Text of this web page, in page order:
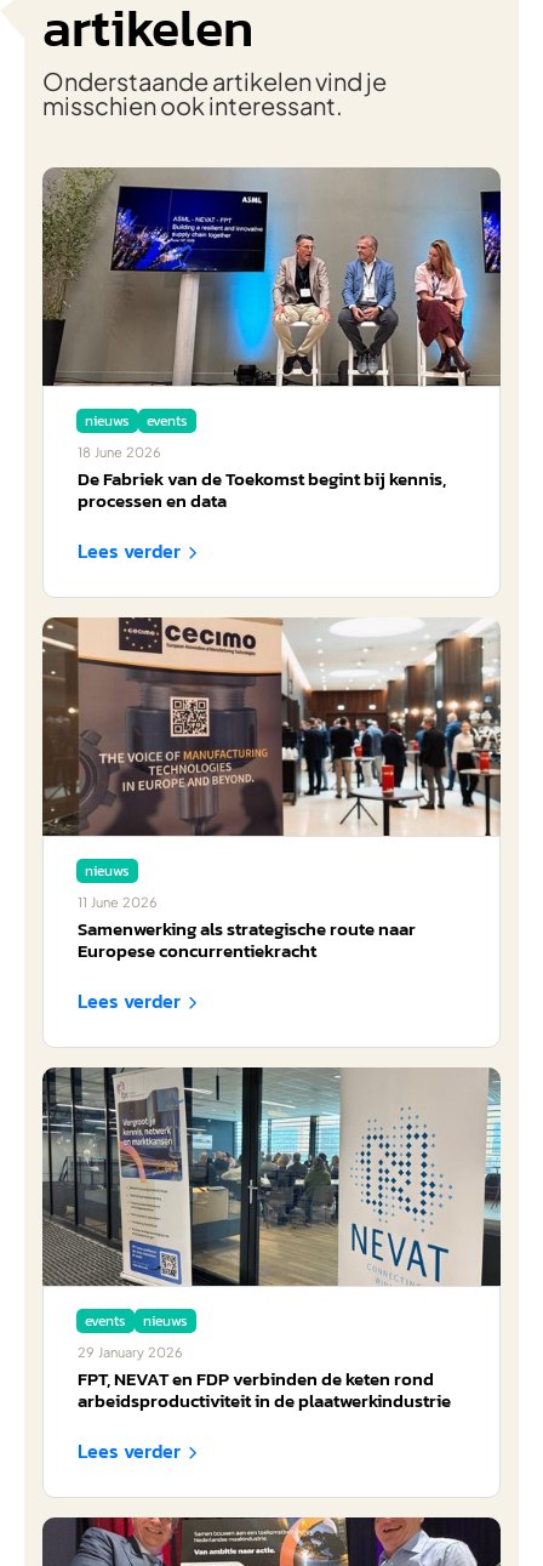
artikelen
Onderstaande artikelen vind je
misschien ook interessant.
nieuws events
18 June 2026
De Fabriek van de Toekomst begint bij kennis,
processen en data
Lees verder 
nieuws
11 June 2026
Samenwerking als strategische route naar
Europese concurrentiekracht
Lees verder 
events nieuws
29 January 2026
FPT, NEVAT en FDP verbinden de keten rond
arbeidsproductiviteit in de plaatwerkindustrie
Lees verder 